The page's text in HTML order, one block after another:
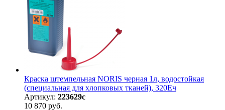
Краска штемпельная NORIS черная 1л, водостойкая
(специальная для хлопковых тканей), 320Eч
Артикул: 223629с
10 870 руб.